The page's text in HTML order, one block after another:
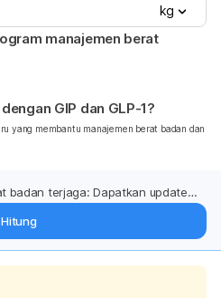
kg
manajemen berat
GIP dan GLP-1?
yang membantu manajemen berat badan dan
badan terjaga: Dapatkan update
Hitung